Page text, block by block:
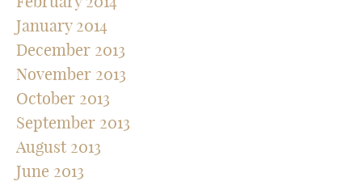
January 2014
December 2013
November 2013
October 2013
September 2013
August 2013
June 2013